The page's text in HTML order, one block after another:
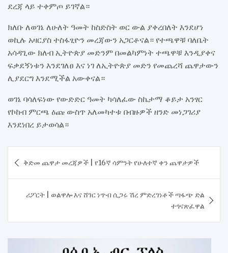
ደረጃ ላይ ተቀምጦ ይገኛል።
ክለቡ ለወገኔ ለሁለት ዓመት ከስድስት ወር ውል ያቀረበለት እንደሆነ
ወኪሉ አዛርያስ ተስፋፂዮን መረጃውን አጋርቶናል። የተጫዋቹ ባለቤት
አሳዳጊው ክለብ ኢትዮጵያ መድንም በመልካምነት ተጫዋቹ እንዲያቀና
ፍቃደኝነቱን እንደገለፀ እና ነገ ለኢትዮጵያ መድን የመጨረሻ ጨዋታውን
ሊያደርግ እንደሚችል አውቀናል።
ወገኔ ባሳለፍነው የውድድር ዓመት ካሳለፈው ስኬታማ ቆይታ አንፃር
የኮከብ ምርጫ ዕጩ ውስጥ አለመካተቱ በብዙዎች ዘንድ መነጋገሪያ
እንደነበረ ይታወሳል።
navigation
ቅድመ ጨዋታ መረጃዎች | የ16ኛ ሳምንት የሁለተኛ ቀን ጨዋታዎች
ሪፖርት | ወልዋሎ እና ሸገር ነጥብ ሲጋሩ ሽረ ምድረገነቶች ጣፋጭ ድል
ተጎናጽፈዋል